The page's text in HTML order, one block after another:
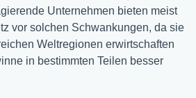
Unternehmen bieten meist
vor solchen Schwankungen, da sie
Weltregionen erwirtschaften
in bestimmten Teilen besser